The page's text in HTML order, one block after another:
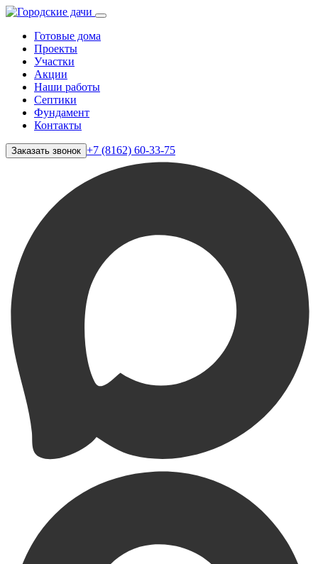
Готовые дома
Проекты
Участки
Акции
Наши работы
Септики
Фундамент
Контакты
Заказать звонок +7 (8162) 60-33-75